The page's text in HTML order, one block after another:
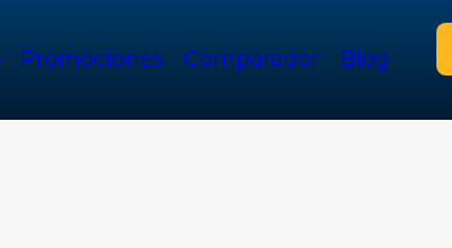
Promociones Comparador Blog